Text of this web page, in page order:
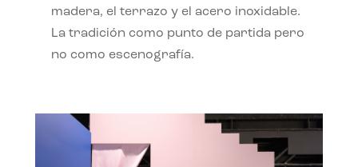
madera, el terrazo y el acero inoxidable.
La tradición como punto de partida pero
no como escenografía.